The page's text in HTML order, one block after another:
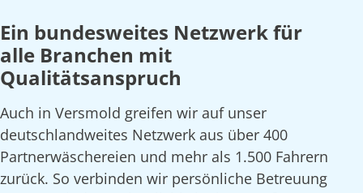
Ein bundesweites Netzwerk für
alle Branchen mit
Qualitätsanspruch
Auch in Versmold greifen wir auf unser
deutschlandweites Netzwerk aus über 400
Partnerwäschereien und mehr als 1.500 Fahrern
zurück. So verbinden wir persönliche Betreuung